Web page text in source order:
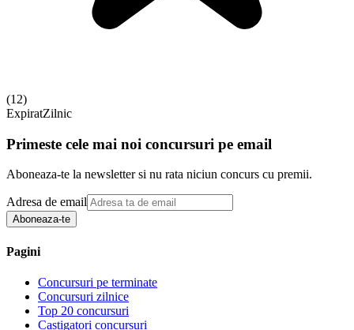
(12)
ExpiratZilnic
Primeste cele mai noi concursuri pe email
Aboneaza-te la newsletter si nu rata niciun concurs cu premii.
Adresa de email
Aboneaza-te
Pagini
Concursuri pe terminate
Concursuri zilnice
Top 20 concursuri
Castigatori concursuri